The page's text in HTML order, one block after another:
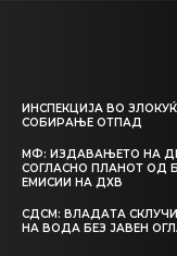
ИНСПЕКЦИЈА ВО
СОБИРАЊЕ ОТПАД
МФ: ИЗДАВАЊЕТО НА
СОГЛАСНО ПЛАНОТ ОД
ЕМИСИИ НА ДХВ
СДСМ: ВЛАДАТА
НА ВОДА БЕЗ ЈАВЕН